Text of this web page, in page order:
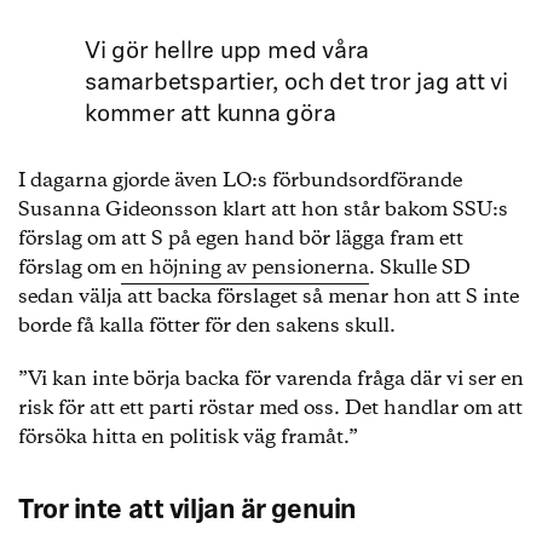
Vi gör hellre upp med våra
samarbetspartier, och det tror jag att vi
kommer att kunna göra
I dagarna gjorde även LO:s förbundsordförande
Susanna Gideonsson klart att hon står bakom SSU:s
förslag om att S på egen hand bör lägga fram ett
förslag omen höjning av pensionerna. Skulle SD
sedan välja att backa förslaget så menar hon att S inte
borde få kalla fötter för den sakens skull.
”Vi kan inte börja backa för varenda fråga där vi ser en
risk för att ett parti röstar med oss. Det handlar om att
försöka hitta en politisk väg framåt.”
Tror inte att viljan är genuin